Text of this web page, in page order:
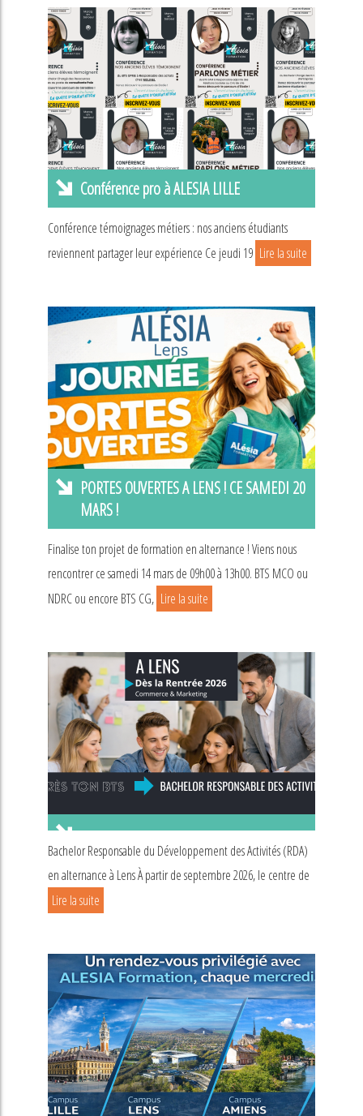
Conférence pro à ALESIA LILLE
Conférence témoignages métiers : nos anciens étudiants
reviennent partager leur expérience Ce jeudi 19 Lire la suite
PORTES OUVERTES A LENS ! CE SAMEDI 20
MARS !
Finalise ton projet de formation en alternance ! Viens nous
rencontrer ce samedi 14 mars de 09h00 à 13h00. BTS MCO ou
NDRC ou encore BTS CG, Lire la suite
Bachelor Responsable du Développement des Activités (RDA)
en alternance à Lens À partir de septembre 2026, le centre de
Lire la suite